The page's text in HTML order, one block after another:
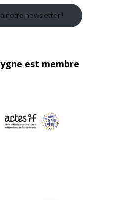
notre newsletter !
est membre